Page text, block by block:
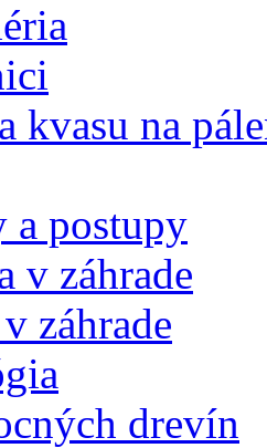
kvasu na
a postupy
v záhrade
záhrade
drevín